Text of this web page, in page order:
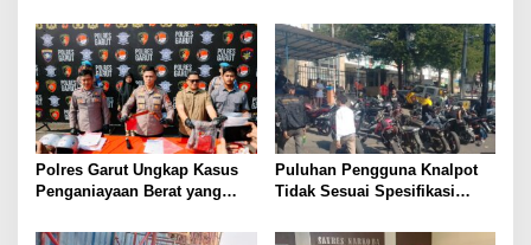
Kamtibmas dan Semarakkan
HUT Ke-81 RI
GUNUNGTUA
Polres Garut Ungkap Kasus
Penganiayaan Berat yang
Meninggal Dunia
Puluhan Pengguna Knalpot
Tidak Sesuai Spesifikasi
Penertiban Polisi